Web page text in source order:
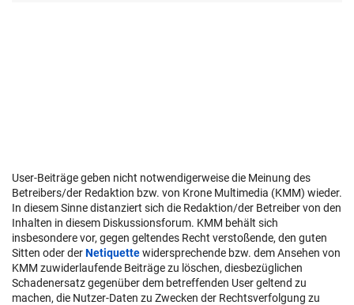
User-Beiträge geben nicht notwendigerweise die Meinung des
Betreibers/der Redaktion bzw. von Krone Multimedia (KMM) wieder.
In diesem Sinne distanziert sich die Redaktion/der Betreiber von den
Inhalten in diesem Diskussionsforum. KMM behält sich
insbesondere vor, gegen geltendes Recht verstoßende, den guten
Sitten oder derNetiquettewidersprechende bzw. dem Ansehen von
KMM zuwiderlaufende Beiträge zu löschen, diesbezüglichen
Schadenersatz gegenüber dem betreffenden User geltend zu
machen, die Nutzer-Daten zu Zwecken der Rechtsverfolgung zu